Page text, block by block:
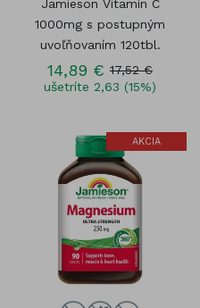
Jamieson Vitamín C
1000mg s postupným
uvoľňovaním 120tbl.
14,89 € 17,52 €
ušetríte 2,63 (15%)
AKCIA